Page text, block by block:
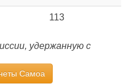
113
удержанную с
Самоа